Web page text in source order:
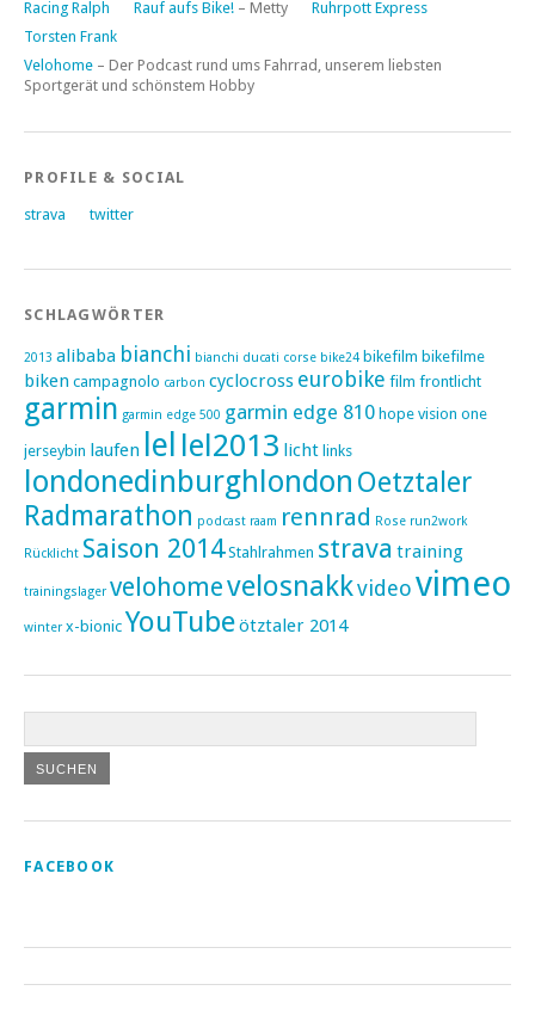
Racing Ralph
Rauf aufs Bike! – Metty
Ruhrpott Express
Torsten Frank
Velohome – Der Podcast rund ums Fahrrad, unserem liebsten
Sportgerät und schönstem Hobby
PROFILE & SOCIAL
strava twitter
SCHLAGWÖRTER
2013 alibaba bianchi bianchi ducati corse bike24 bikefilm bikefilme
biken campagnolo carbon cyclocross eurobike film frontlicht
garmin garmin edge 500 garmin edge 810 hope vision one
jerseybin laufen lel lel2013 licht links
londonedinburghlondon Oetztaler
Radmarathon podcast raam rennrad Rose run2work
Rücklicht Saison 2014 Stahlrahmen strava training
trainingslager velohomevelosnakkvideovimeo
winter x-bionic YouTubeötztaler 2014
FACEBOOK